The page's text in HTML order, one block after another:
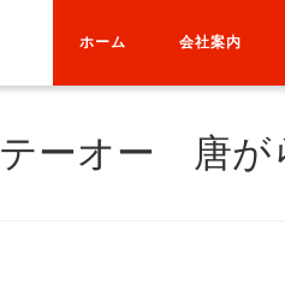
ホーム 会社案内
テーオー 唐